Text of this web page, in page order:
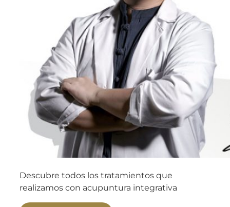
Descubre todos los tratamientos que
realizamos con acupuntura integrativa